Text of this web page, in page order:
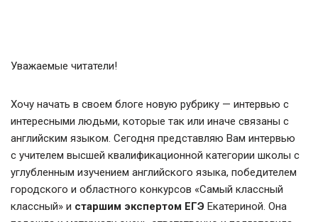
Уважаемые читатели!
Хочу начать в своем блоге новую рубрику — интервью с
интересными людьми, которые так или иначе связаны с
английским языком. Сегодня представляю Вам интервью
с учителем высшей квалификационной категории школы с
углубленным изучением английского языка, победителем
городского и областного конкурсов «Самый классный
классный» и старшим экспертом ЕГЭ Екатериной. Она